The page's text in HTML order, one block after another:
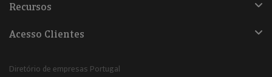
Recursos
Acesso Clientes
Diretório de empresas Portugal